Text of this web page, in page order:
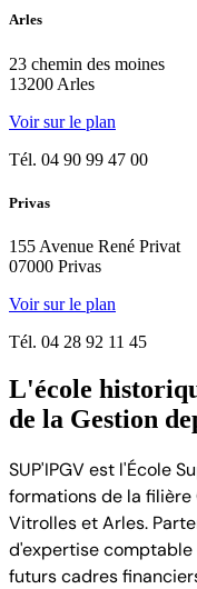
Arles
23 chemin des moines
13200 Arles
Voir sur le plan
Tél. 04 90 99 47 00
Privas
155 Avenue René Privat
07000 Privas
Voir sur le plan
Tél. 04 28 92 11 45
L'école
de la Gestion
SUP'IPGV est l'École
formations de la
Vitrolles et Arles.
d'expertise comptable
futurs cadres